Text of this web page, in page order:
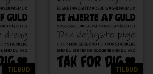
TILBUD TILBUD